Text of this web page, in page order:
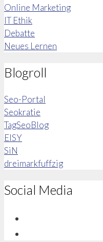
Online Marketing
IT Ethik
Debatte
Neues Lernen
Blogroll
Seo-Portal
Seokratie
TagSeoBlog
EISY
SiN
dreimarkfuffzig
Social Media